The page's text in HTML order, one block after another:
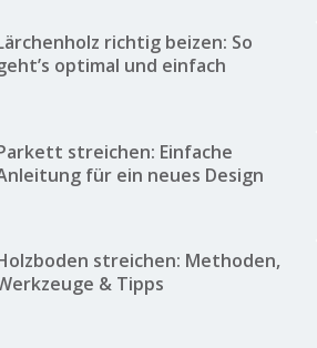
richtig beizen: So
optimal und einfach
streichen: Einfache
für ein neues Design
streichen: Methoden,
& Tipps